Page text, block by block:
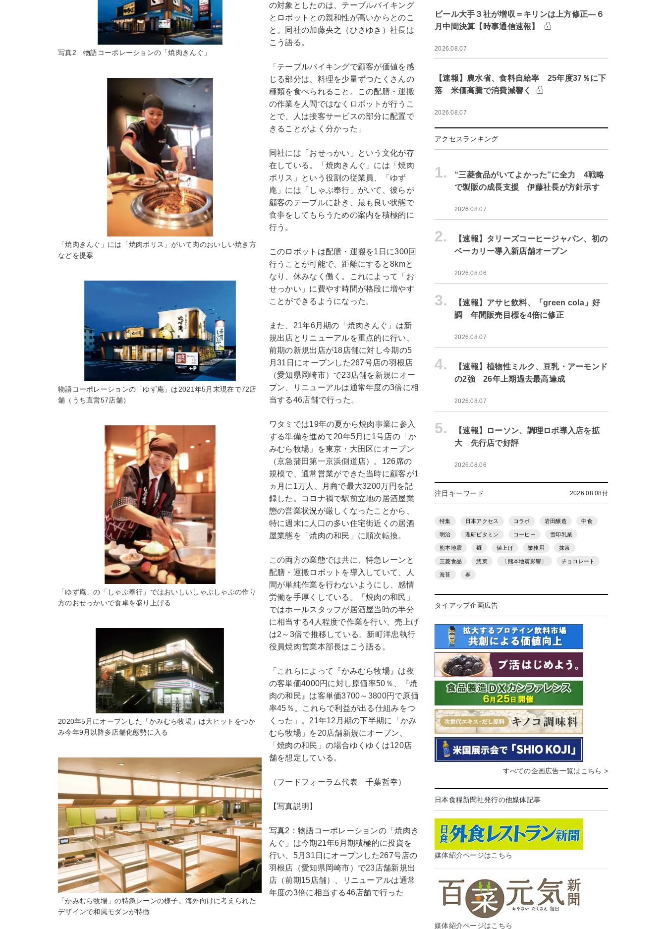
写真2 物語コーポレーションの「焼肉きんぐ」
「焼肉きんぐ」には「焼肉ポリス」がいて肉のおいしい焼き方
などを提案
物語コーポレーションの「ゆず庵」は2021年5月末現在で72店
舗（うち直営57店舗）
「ゆず庵」の「しゃぶ奉行」ではおいしいしゃぶしゃぶの作り
方のおせっかいで食卓を盛り上げる
2020年5月にオープンした「かみむら牧場」は大ヒットをつか
み今年9月以降多店舗化態勢に入る
「かみむら牧場」の特急レーンの様子。海外向けに考えられた
デザインで和風モダンが特徴
の対象としたのは、テーブルバイキング
とロボットとの親和性が高いからとのこ
と。同社の加藤央之（ひさゆき）社長は
こう語る。
「テーブルバイキングで顧客が価値を感
じる部分は、料理を少量ずつたくさんの
種類を食べられること。この配膳・運搬
の作業を人間ではなくロボットが行うこ
とで、人は接客サービスの部分に配置で
きることがよく分かった」
同社には「おせっかい」という文化が存
在している。「焼肉きんぐ」には「焼肉
ポリス」という役割の従業員、「ゆず
庵」には「しゃぶ奉行」がいて、彼らが
顧客のテーブルに赴き、最も良い状態で
食事をしてもらうための案内を積極的に
行う。
このロボットは配膳・運搬を1日に300回
行うことが可能で、距離にすると8kmと
なり、休みなく働く。これによって「お
せっかい」に費やす時間が格段に増やす
ことができるようになった。
また、21年6月期の「焼肉きんぐ」は新
規出店とリニューアルを重点的に行い、
前期の新規出店が18店舗に対し今期の5
月31日にオープンした267号店の羽根店
（愛知県岡崎市）で23店舗を新規にオー
プン、リニューアルは通常年度の3倍に相
当する46店舗で行った。
ワタミでは19年の夏から焼肉事業に参入
する準備を進めて20年5月に1号店の「か
みむら牧場」を東京・大田区にオープン
（京急蒲田第一京浜側道店）。126席の
規模で、通常営業ができた当時に顧客が1
ヵ月に1万人、月商で最大3200万円を記
録した。コロナ禍で駅前立地の居酒屋業
態の営業状況が厳しくなったことから、
特に週末に人口の多い住宅街近くの居酒
屋業態を「焼肉の和民」に順次転換。
この両方の業態では共に、特急レーンと
配膳・運搬ロボットを導入していて、人
間が単純作業を行わないようにし、感情
労働を手厚くしている。「焼肉の和民」
ではホールスタッフが居酒屋当時の半分
に相当する4人程度で作業を行い、売上げ
は2～3倍で推移している。新町洋忠執行
役員焼肉営業本部長はこう語る。
「これらによって『かみむら牧場』は夜
の客単価4000円に対し原価率50％、『焼
肉の和民』は客単価3700～3800円で原価
率45％。これらで利益が出る仕組みをつ
くった」。21年12月期の下半期に「かみ
むら牧場」を20店舗新規にオープン、
「焼肉の和民」の場合ゆくゆくは120店
舗を想定している。
（フードフォーラム代表 千葉哲幸）
【写真説明】
写真2：物語コーポレーションの「焼肉き
んぐ」は今期21年6月期積極的に投資を
行い、5月31日にオープンした267号店の
羽根店（愛知県岡崎市）で23店舗新規出
店（前期15店舗）、リニューアルは通常
年度の3倍に相当する46店舗で行った
ビール大手３社が増収＝キリンは上方修正―６
月中間決算【時事通信速報】
2026.08.07
【速報】農水省、食料自給率 25年度37％に下
落 米価高騰で消費減響く
2026.08.07
アクセスランキング
1.
“三菱食品がいてよかった”に全力 4戦略
で製販の成長支援 伊藤社長が方針示す
2026.08.07
2.
【速報】タリーズコーヒージャパン、初の
ベーカリー導入新店舗オープン
2026.08.06
3.
【速報】アサヒ飲料、「green cola」好
調 年間販売目標を4倍に修正
2026.08.07
4.
【速報】植物性ミルク、豆乳・アーモンド
の2強 26年上期過去最高達成
2026.08.07
5.
【速報】ローソン、調理ロボ導入店を拡
大 先行店で好評
2026.08.06
注目キーワード 2026.08.08付
特集 日本アクセス コラボ 岩田醸造 中食
明治 理研ビタミン コーヒー 雪印乳業
熊本地震 麺 値上げ 業務用 抹茶
三菱食品 惣菜 〔熊本地震影響〕 チョコレート
海苔 春
タイアップ企画広告
すべての企画広告一覧はこちら >
日本食糧新聞社発行の他媒体記事
媒体紹介ページはこちら
媒体紹介ページはこちら